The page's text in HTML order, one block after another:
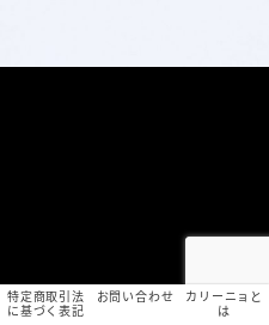
特定商取引法
に基づく表記
お問い合わせ
カリーニョと
は